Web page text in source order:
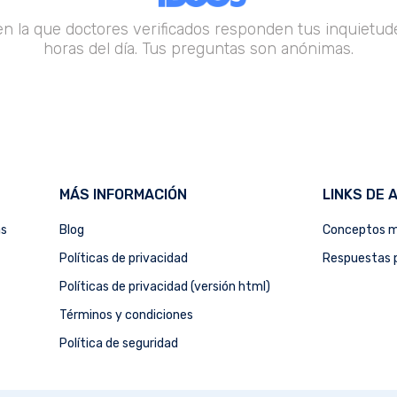
la que doctores verificados responden tus
horas del día. Tus preguntas son anónimas.
MÁS INFORMACIÓN
Blog
Políticas de privacidad
Políticas de privacidad (versión html)
Términos y condiciones
Política de seguridad
LINKS DE
Conceptos
Respuestas